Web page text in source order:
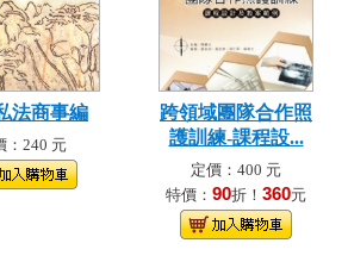
法商事編
：240 元
跨領域團隊合作照
護訓練-課程設...
定價：400 元
特價： 90折！ 360元